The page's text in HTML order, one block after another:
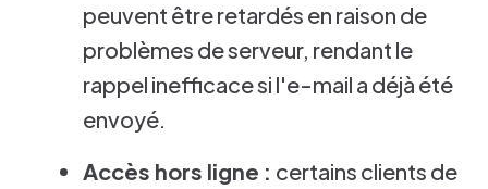
peuvent être retardés en raison de
problèmes de serveur, rendant le
rappel inefficace si l'e-mail a déjà été
envoyé.
Accès hors ligne : certains clients de